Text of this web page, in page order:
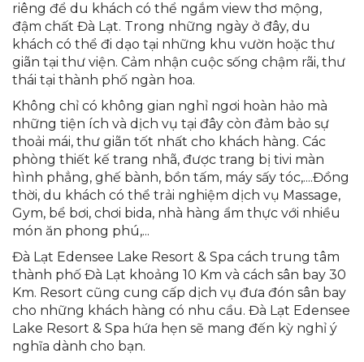
riêng để du khách có thể ngắm view thơ mộng,
đậm chất Đà Lạt. Trong những ngày ở đây, du
khách có thể đi dạo tại những khu vườn hoặc thư
giãn tại thư viện. Cảm nhận cuộc sống chậm rãi, thư
thái tại thành phố ngàn hoa.
Không chỉ có không gian nghỉ ngơi hoàn hảo mà
những tiện ích và dịch vụ tại đây còn đảm bảo sự
thoải mái, thư giãn tốt nhất cho khách hàng. Các
phòng thiết kế trang nhã, được trang bị tivi màn
hình phẳng, ghế bành, bồn tấm, máy sấy tóc,....Đồng
thời, du khách có thể trải nghiệm dịch vụ Massage,
Gym, bể bơi, chơi bida, nhà hàng ẩm thực với nhiều
món ăn phong phú,...
Đà Lạt Edensee Lake Resort & Spa cách trung tâm
thành phố Đà Lạt khoảng 10 Km và cách sân bay 30
Km. Resort cũng cung cấp dịch vụ đưa đón sân bay
cho những khách hàng có nhu cầu. Đà Lạt Edensee
Lake Resort & Spa hứa hẹn sẽ mang đến kỳ nghỉ ý
nghĩa dành cho bạn.